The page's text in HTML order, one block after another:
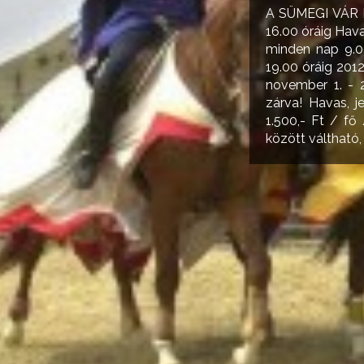
A SÜMEGI
16.00 óráig
minden nap
19.00 óráig
november 1. -
zárva! Havas,
1.500,- Ft / fő
között váltható,